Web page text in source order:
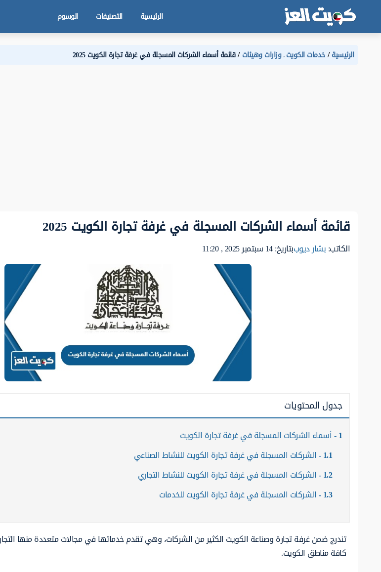
الرئيسية التصنيفات الوسوم
الرئيسية خدمات الكويت،وزارات وهيئات قائمة أسماء الشركات المسجلة في غرفة تجارة الكويت 2025
قائمة أسماء الشركات المسجلة في غرفة تجارة الكويت 2025
الكاتب:بشار ديوببتاريخ: 14 سبتمبر 2025 , 11:20
جدول المحتويات
1 أسماء الشركات المسجلة في غرفة تجارة الكويت
1.1 الشركات المسجلة في غرفة تجارة الكويت للنشاط الصناعي
1.2 الشركات المسجلة في غرفة تجارة الكويت للنشاط التجاري
1.3 الشركات المسجلة في غرفة تجارة الكويت للخدمات
تندرج ضمن غرفة تجارة وصناعة الكويت الكثير من الشركات، وهي تقدم خدماتها في مجالات متعددة منها
كافة مناطق الكويت.